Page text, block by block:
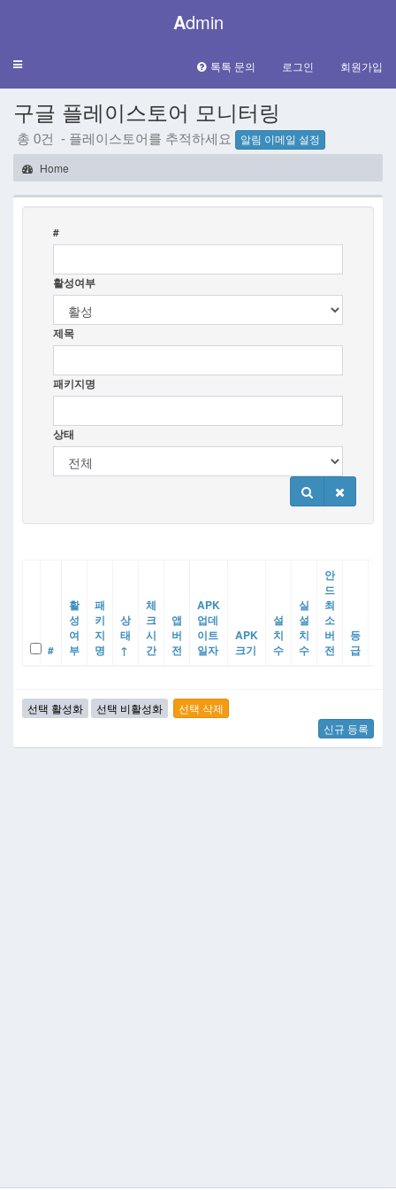
Admin
Toggle
톡톡 문의 로그인 회원가입
구글 플레이스토어 모니터링
총 0건 - 플레이스토어를 추적하세요 알림 이메일 설정
Home
#
활성여부
제목
패키지명
상태
#
활
성
여
부
패
키
지
명
상
태
↑
체
크
시
간
앱
버
전
APK
업데
이트
일자
APK
크기
설
치
수
실
설
치
수
안
드
최
소
버
전
등
급
신규 등록